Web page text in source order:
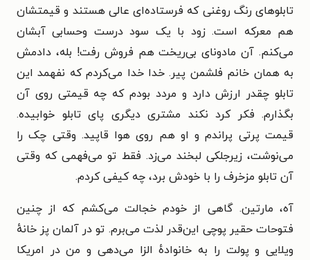
تابلوهای رنگ روغنی که فرستاده‌ای عالی هستند و قیمتشان
هم معرکه است. زود با یک سود درست وحسابی آبشان
می‌کنم. آن مادونای بی‌ریخت هم فروش رفت! بله، دادمش
به همان خانم فلشمن پیر. خدا خدا می‌کردم که نفهمد این
تابلو چقدر ارزش دارد و مردد بودم که چه قیمتی روی آن
بگذارم. فکر کرد نکند مشتری دیگری پای تابلو خوابیده.
قیمت پرتی پراندم و او هم روی هوا قاپید. وقتی چک را
می‌نوشت، زیرجلکی لبخند می‌زد. فقط تو می‌فهمی که وقتی
آن تابلو مزخرف را با خودش برد، چه کیفی کردم.
آه، مارتین. گاهی از خودم خجالت می‌کشم که از چنین
فتوحات حقیر پوچی این‌قدر لذت می‌برم. تو در آلمان پز خانهٔ
ویلایی و پولت را به خانوادهٔ الزا می‌دهی و من در امریکا